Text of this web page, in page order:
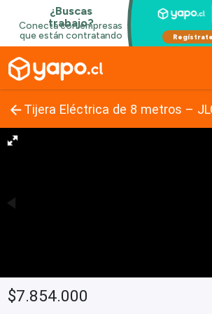
$7.854.000